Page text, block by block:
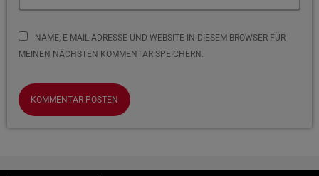
NAME, E-MAIL-ADRESSE UND WEBSITE IN DIESEM BROWSER FÜR
MEINEN NÄCHSTEN KOMMENTAR SPEICHERN.